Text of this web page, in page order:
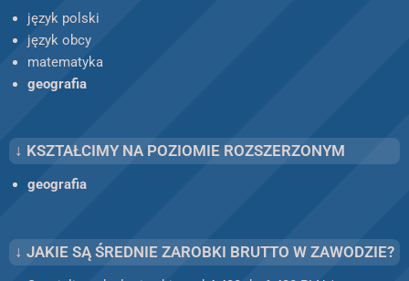
język polski
język obcy
matematyka
geografia
↓ KSZTAŁCIMY NA POZIOMIE ROZSZERZONYM
geografia
↓ JAKIE SĄ ŚREDNIE ZAROBKI BRUTTO W ZAWODZIE?